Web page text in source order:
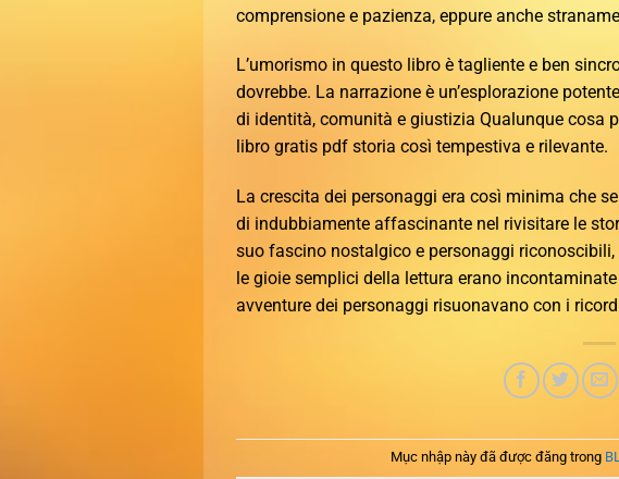
comprensione e pazienza, eppure anche
L’umorismo in questo libro è tagliente e ben
dovrebbe. La narrazione è un’esplorazione
di identità, comunità e giustizia Qualunque cosa
libro gratis pdf storia così tempestiva e rilevante.
La crescita dei personaggi era così minima che
di indubbiamente affascinante nel rivisitare le
suo fascino nostalgico e personaggi
le gioie semplici della lettura erano
avventure dei personaggi risuonavano con i
Mục nhập này đã được đăng trong